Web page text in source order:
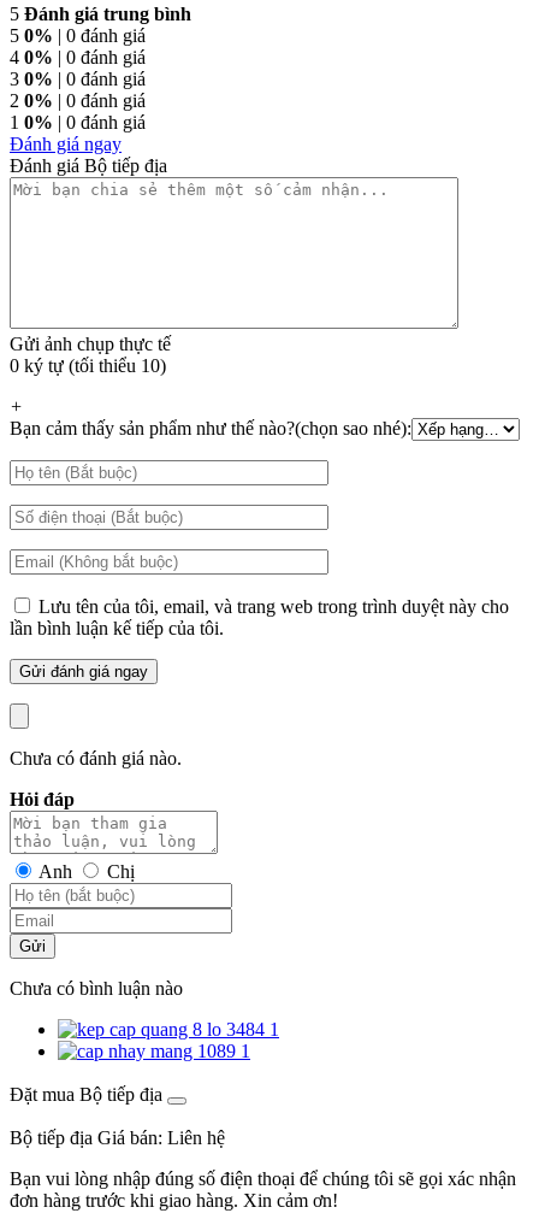
5 Đánh giá trung bình
5 0% | 0 đánh giá
4 0% | 0 đánh giá
3 0% | 0 đánh giá
2 0% | 0 đánh giá
1 0% | 0 đánh giá
Đánh giá ngay
Đánh giá Bộ tiếp địa
Gửi ảnh chụp thực tế
0 ký tự (tối thiểu 10)
+
Bạn cảm thấy sản phẩm như thế nào?(chọn sao nhé):
Lưu tên của tôi, email, và trang web trong trình duyệt này cho
lần bình luận kế tiếp của tôi.
Chưa có đánh giá nào.
Hỏi đáp
Anh Chị
Gửi
Chưa có bình luận nào
Đặt mua Bộ tiếp địa
Bộ tiếp địa Giá bán: Liên hệ
Bạn vui lòng nhập đúng số điện thoại để chúng tôi sẽ gọi xác nhận
đơn hàng trước khi giao hàng. Xin cảm ơn!